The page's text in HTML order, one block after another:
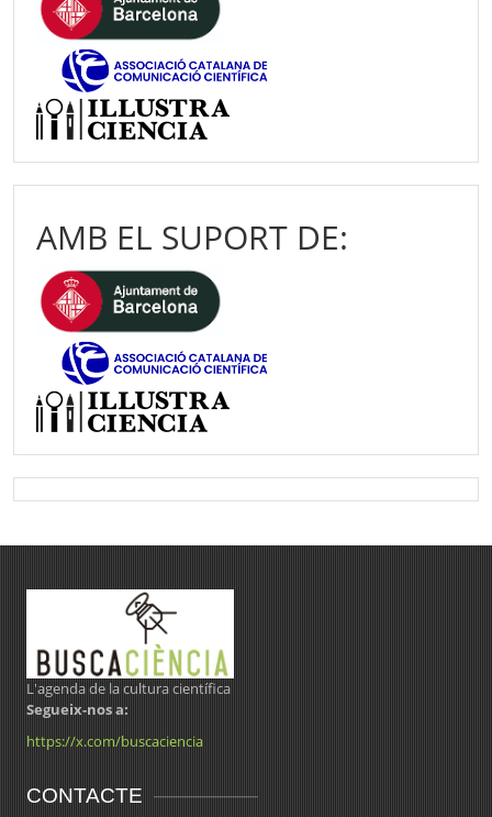
AMB EL SUPORT DE:
L'agenda de la cultura científica
Segueix-nos a:
https://x.com/buscaciencia
CONTACTE